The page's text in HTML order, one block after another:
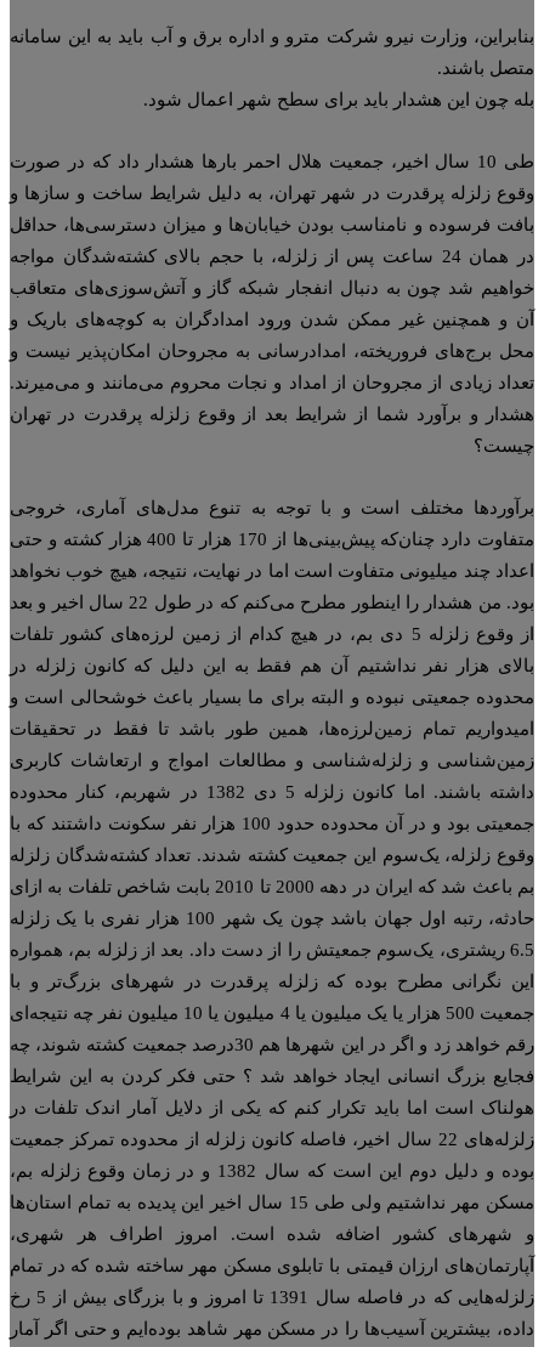
وزارت نیرو شرکت مترو و اداره برق و آب باید به این سامانه
باشند.
چون این هشدار باید برای سطح شهر اعمال شود.
طی 10 سال اخیر، جمعیت هلال احمر بارها هشدار داد که در صورت
زلزله پرقدرت در شهر تهران، به دلیل شرایط ساخت و سازها و
فرسوده و نامناسب بودن خیابان‌ها و میزان دسترسی‌ها، حداقل
در همان 24 ساعت پس از زلزله، با حجم بالای کشته‌شدگان مواجه
شد چون به دنبال انفجار شبکه گاز و آتش‌سوزی‌های متعاقب
و همچنین غیر ممکن شدن ورود امدادگران به کوچه‌های باریک و
برج‌های فروریخته، امدادرسانی به مجروحان امکان‌پذیر نیست و
زیادی از مجروحان از امداد و نجات محروم می‌مانند و می‌میرند.
و برآورد شما از شرایط بعد از وقوع زلزله پرقدرت در تهران
مختلف است و با توجه به تنوع مدل‌های آماری، خروجی
متفاوت دارد چنان‌که پیش‌بینی‌ها از 170 هزار تا 400 هزار کشته و حتی
چند میلیونی متفاوت است اما در نهایت، نتیجه، هیچ خوب نخواهد
بود. من هشدار را اینطور مطرح می‌کنم که در طول 22 سال اخیر و بعد
از وقوع زلزله 5 دی بم، در هیچ کدام از زمین لرزه‌های کشور تلفات
هزار نفر نداشتیم آن هم فقط به این دلیل که کانون زلزله در
جمعیتی نبوده و البته برای ما بسیار باعث خوشحالی است و
تمام زمین‌لرزه‌ها، همین طور باشد تا فقط در تحقیقات
و زلزله‌شناسی و مطالعات امواج و ارتعاشات کاربری
داشته باشند. اما کانون زلزله 5 دی 1382 در شهربم، کنار محدوده
جمعیتی بود و در آن محدوده حدود 100 هزار نفر سکونت داشتند که با
زلزله، یک‌سوم این جمعیت کشته شدند. تعداد کشته‌شدگان زلزله
بم باعث شد که ایران در دهه 2000 تا 2010 بابت شاخص تلفات به ازای
حادثه، رتبه اول جهان باشد چون یک شهر 100 هزار نفری با یک زلزله
6.5 ریشتری، یک‌سوم جمعیتش را از دست داد. بعد از زلزله بم، همواره
نگرانی مطرح بوده که زلزله پرقدرت در شهرهای بزرگ‌تر و با
جمعیت 500 هزار یا یک میلیون یا 4 میلیون یا 10 میلیون نفر چه نتیجه‌ای
رقم خواهد زد و اگر در این شهرها هم 30‌درصد جمعیت کشته شوند، چه
بزرگ انسانی ایجاد خواهد شد ؟ حتی فکر کردن به این شرایط
است اما باید تکرار کنم که یکی از دلایل آمار اندک تلفات در
زلزله‌های 22 سال اخیر، فاصله کانون زلزله از محدوده تمرکز جمعیت
بوده و دلیل دوم این است که سال 1382 و در زمان وقوع زلزله بم،
مسکن مهر نداشتیم ولی طی 15 سال اخیر این پدیده به تمام استان‌ها
شهرهای کشور اضافه شده است. امروز اطراف هر شهری،
ارزان قیمتی با تابلوی مسکن مهر ساخته شده که در تمام
زلزله‌هایی که در فاصله سال 1391 تا امروز و با بزرگای بیش از 5 رخ
بیشترین آسیب‌ها را در مسکن مهر شاهد بوده‌ایم و حتی اگر آمار